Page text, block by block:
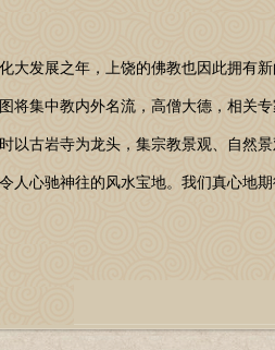
发展之年，上饶的佛教也因此拥有新
将集中教内外名流，高僧大德，相关
以古岩寺为龙头，集宗教景观、自然
人心驰神往的风水宝地。我们真心地